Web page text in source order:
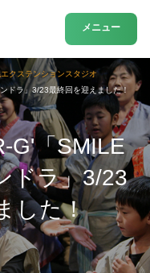
メニュー
G'「SMILE
ドラ」3/23
した！
クステンションスタジオ
ドラ」3/23最終回を迎えました！